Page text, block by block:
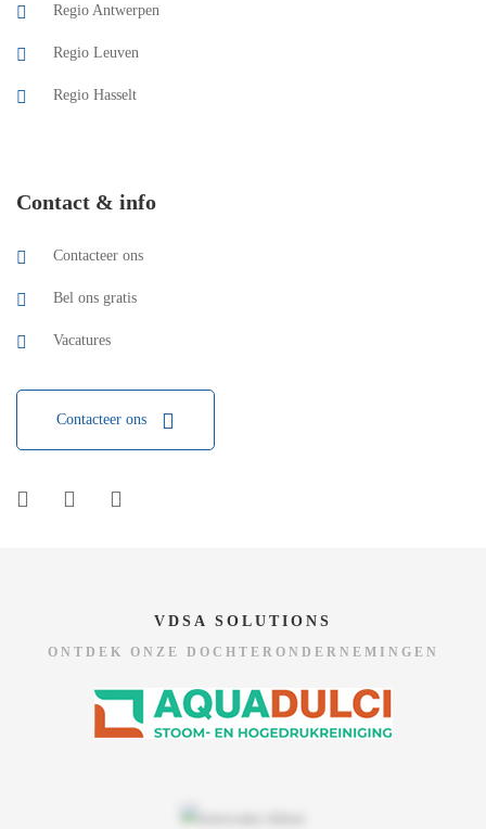
Regio Antwerpen
Regio Leuven
Regio Hasselt
Contact & info
Contacteer ons
Bel ons gratis
Vacatures
Contacteer ons
VDSA SOLUTIONS
ONTDEK ONZE DOCHTERONDERNEMINGEN